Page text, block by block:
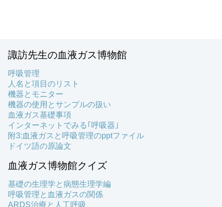
諏訪先生の血液ガス博物館
呼吸管理
人名と項目のリスト
機器とモニター
機器の使用とサンプルの扱い
血液ガス基礎事項
インターネットでみる｢呼吸器｣
附3:血液ガスと呼吸管理のpptファイル
ドイツ語の原論文
血液ガス博物館クイズ
基礎の生理学と病態生理学編
呼吸管理と血液ガスの関係
ARDS治療と人工呼吸